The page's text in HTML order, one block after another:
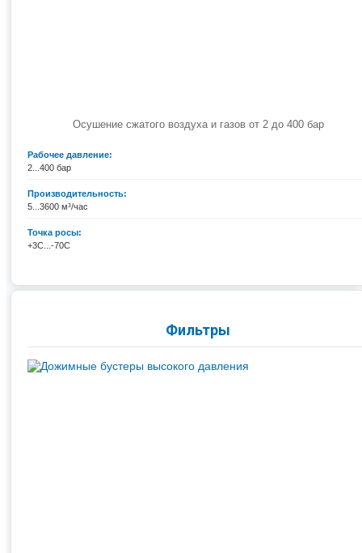
Осушение сжатого воздуха и газов от 2 до 400 бар
Рабочее давление:
2...400 бар
Производительность:
5...3600 м³/час
Точка росы:
+3С...-70С
Фильтры